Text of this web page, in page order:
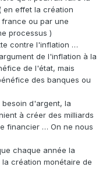
en effet la création
ou par une
processus )
contre l'inflation …
de l'inflation à la
de l'état, mais
des banques ou
d'argent, la
à créer des milliards
financier … On ne nous
chaque année la
création monétaire de